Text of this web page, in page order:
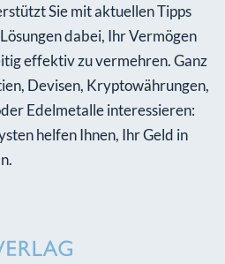
Sie mit aktuellen Tipps
dabei, Ihr Vermögen
effektiv zu vermehren. Ganz
Devisen, Kryptowährungen,
Edelmetalle interessieren:
helfen Ihnen, Ihr Geld in